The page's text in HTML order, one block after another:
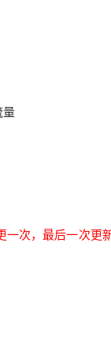
量
次，最后一次更